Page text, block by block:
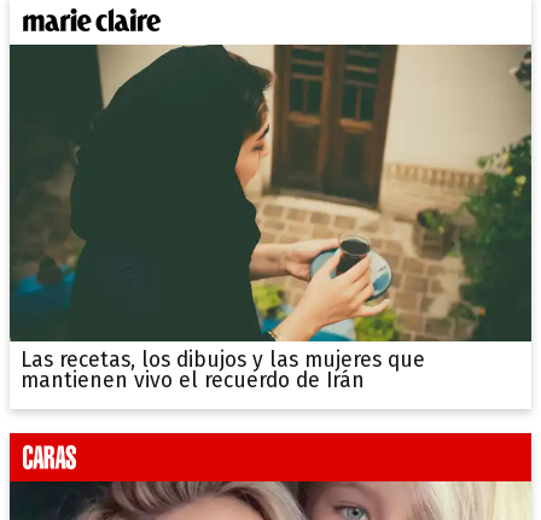
Las recetas, los dibujos y las mujeres que
mantienen vivo el recuerdo de Irán